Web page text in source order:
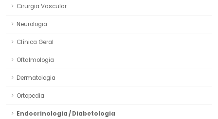
Cirurgia Vascular
Neurologia
Clínica Geral
Oftalmologia
Dermatologia
Ortopedia
Endocrinologia / Diabetologia